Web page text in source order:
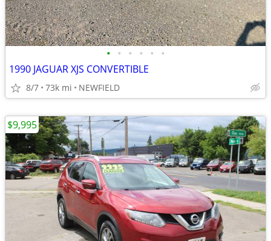
• • • • • •
1990 JAGUAR XJS CONVERTIBLE
8/7 73k mi NEWFIELD
$9,995